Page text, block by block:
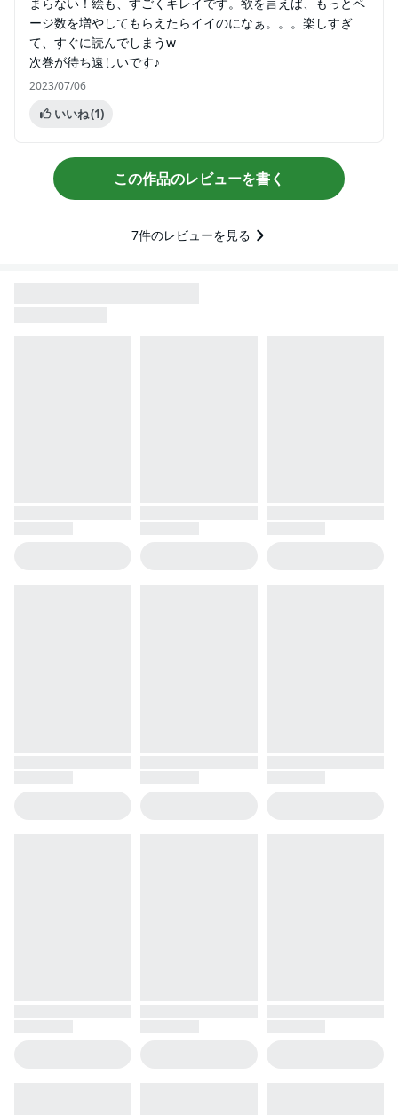
ージ数を増やしてもらえたらイイのになぁ。。。楽しすぎ
て、すぐに読んでしまうw
次巻が待ち遠しいです♪
2023/07/06
いいね(1)
この作品のレビューを書く
7件のレビューを見る